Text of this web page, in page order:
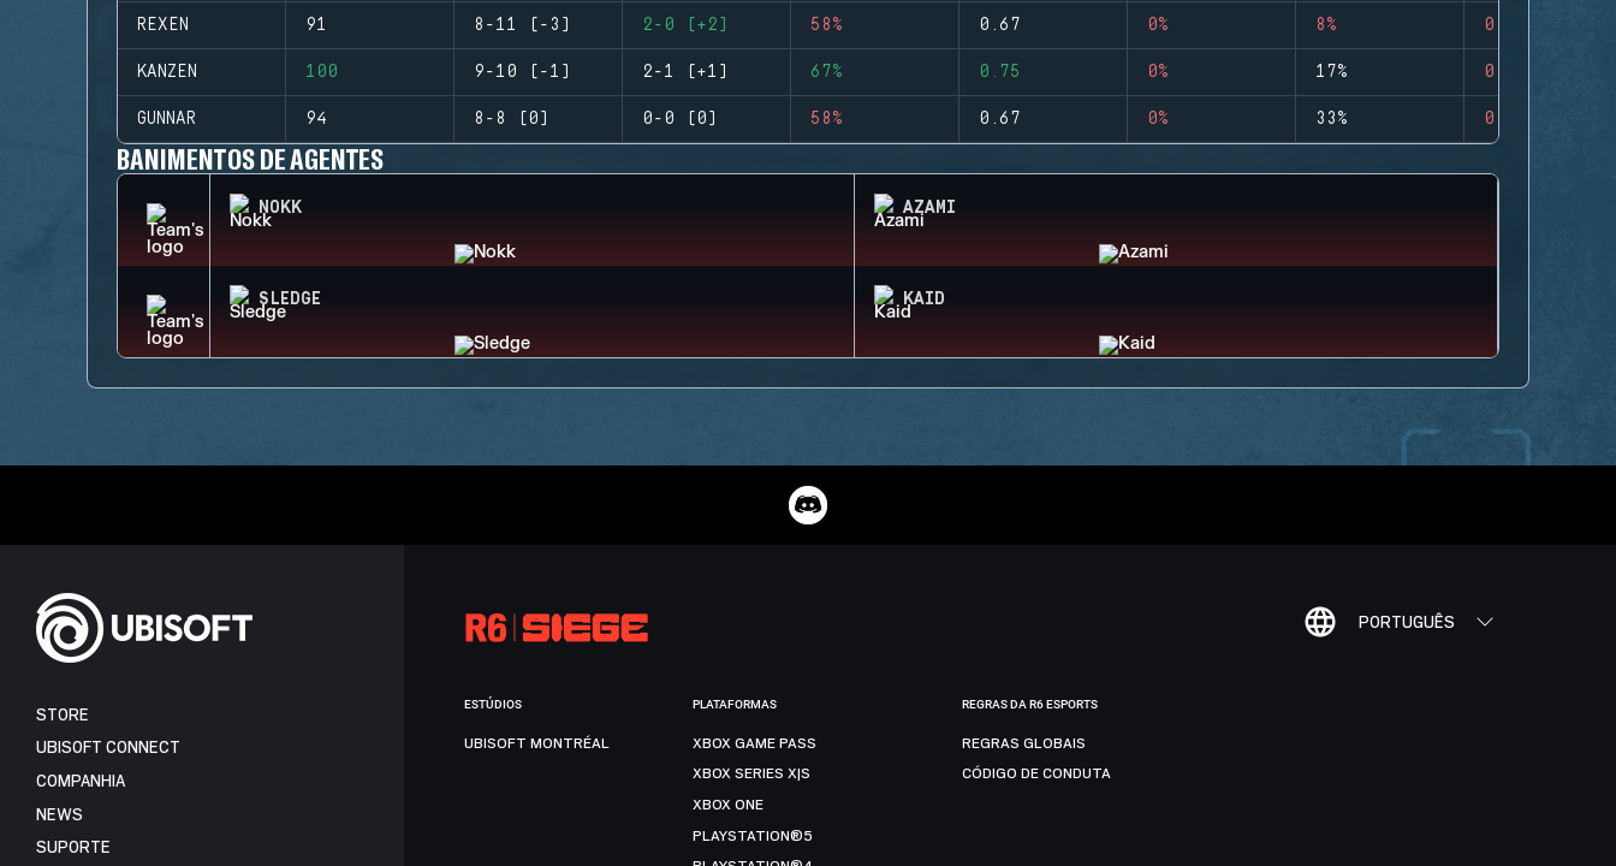
REXEN 91 8-11 (-3) 2-0 (+2) 58% 0.67 0% 8% 0
KANZEN 100 9-10 (-1) 2-1 (+1) 67% 0.75 0% 17% 0
GUNNAR 94 8-8 (0) 0-0 (0) 58% 0.67 0% 33% 0
BANIMENTOS DE AGENTES
NOKK AZAMI
SLEDGE KAID
PORTUGUÊS
STORE
UBISOFT CONNECT
COMPANHIA
NEWS
SUPORTE
ESTÚDIOS
UBISOFT MONTRÉAL
PLATAFORMAS
XBOX GAME PASS
XBOX SERIES X|S
XBOX ONE
PLAYSTATION®5
REGRAS DA R6 ESPORTS
REGRAS GLOBAIS
CÓDIGO DE CONDUTA